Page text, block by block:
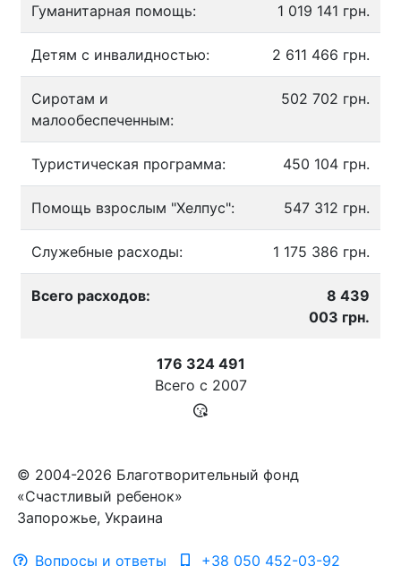
Гуманитарная помощь: 1 019 141 грн.
Детям с инвалидностью: 2 611 466 грн.
Сиротам и
малообеспеченным:
502 702 грн.
Туристическая программа: 450 104 грн.
Помощь взрослым "Хелпус": 547 312 грн.
Служебные расходы: 1 175 386 грн.
Всего расходов:
8 439
003 грн.
176 324 491
Всего с 2007
© 2004-2026 Благотворительный фонд
«Счастливый ребенок»
Запорожье, Украина
Вопросы и ответы +38 050 452-03-92